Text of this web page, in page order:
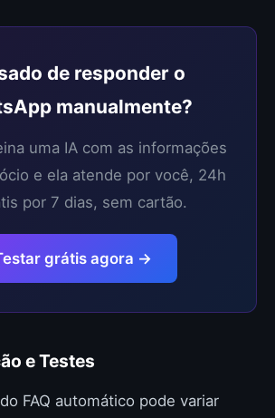
de responder o
manualmente?
uma IA com as informações
e ela atende por você, 24h
por 7 dias, sem cartão.
grátis agora →
e Testes
FAQ automático pode variar